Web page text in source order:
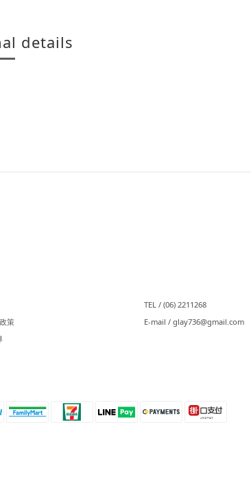
details
策
TEL / (06) 2211268
E-mail / glay736@gmail.com⠀⠀